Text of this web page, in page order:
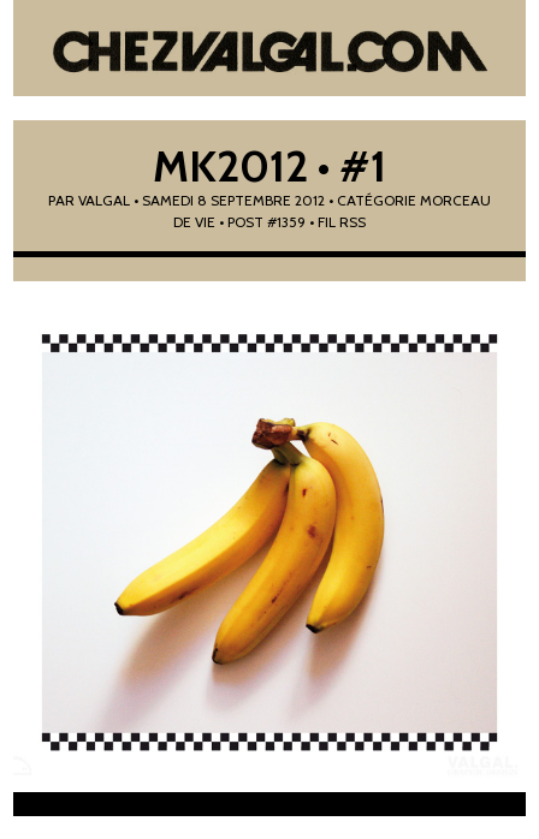
MK2012 • #1
PAR VALGAL• SAMEDI 8 SEPTEMBRE 2012 • CATÉGORIE MORCEAU
DE VIE • POST #1359 • FIL RSS